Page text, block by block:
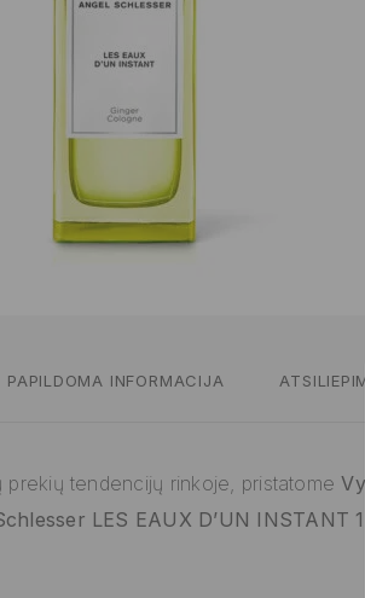
PAPILDOMA INFORMACIJA
prekių tendencijų rinkoje, pristatome
LES EAUX D’UN INSTANT